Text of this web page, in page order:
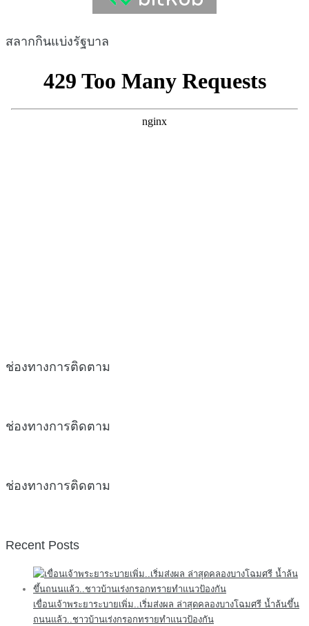
สลากกินแบ่งรัฐบาล
ช่องทางการติดตาม
ช่องทางการติดตาม
ช่องทางการติดตาม
Recent Posts
เขื่อนเจ้าพระยาระบายเพิ่ม..เริ่มส่งผล ล่าสุดคลองบางโฉมศรี น้ำล้นขึ้น
ถนนแล้ว..ชาวบ้านเร่งกรอกทรายทำแนวป้องกัน